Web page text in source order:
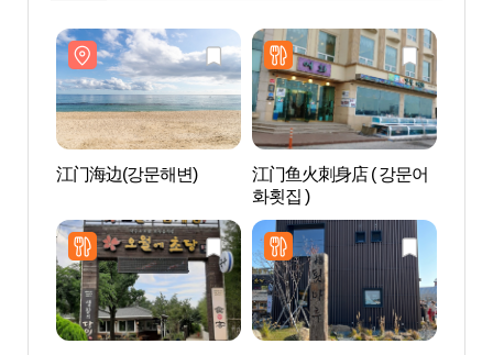
江门海边(강문해변)
江门鱼火刺身店 ( 강문어
화횟집 )